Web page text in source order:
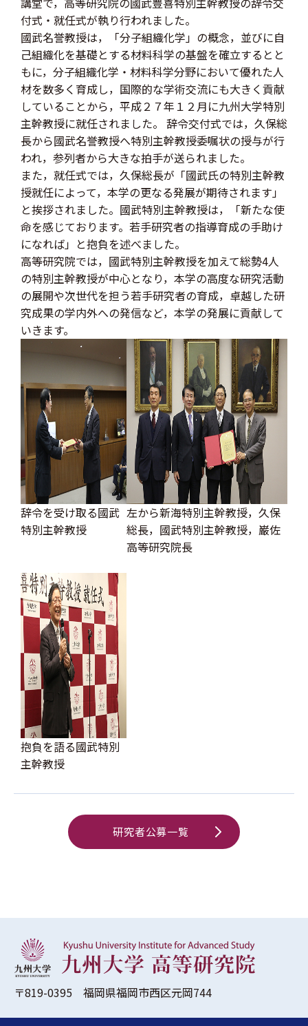
付式・就任式が執り行われました。
國武名誉教授は，「分子組織化学」の概念，並びに自
己組織化を基礎とする材料科学の基盤を確立するとと
もに，分子組織化学・材料科学分野において優れた人
材を数多く育成し，国際的な学術交流にも大きく貢献
していることから，平成２７年１２月に九州大学特別
主幹教授に就任されました。 辞令交付式では，久保総
長から國武名誉教授へ特別主幹教授委嘱状の授与が行
われ，参列者から大きな拍手が送られました。
また，就任式では，久保総長が「國武氏の特別主幹教
授就任によって，本学の更なる発展が期待されます」
と挨拶されました。國武特別主幹教授は，「新たな使
命を感じております。若手研究者の指導育成の手助け
になれば」と抱負を述べました。
高等研究院では，國武特別主幹教授を加えて総勢4人
の特別主幹教授が中心となり，本学の高度な研究活動
の展開や次世代を担う若手研究者の育成，卓越した研
究成果の学内外への発信など，本学の発展に貢献して
いきます。
辞令を受け取る國武
特別主幹教授
左から新海特別主幹教授，久保
総長，國武特別主幹教授，巌佐
高等研究院長
抱負を語る國武特別
主幹教授
研究者公募一覧
〒819-0395 福岡県福岡市西区元岡744